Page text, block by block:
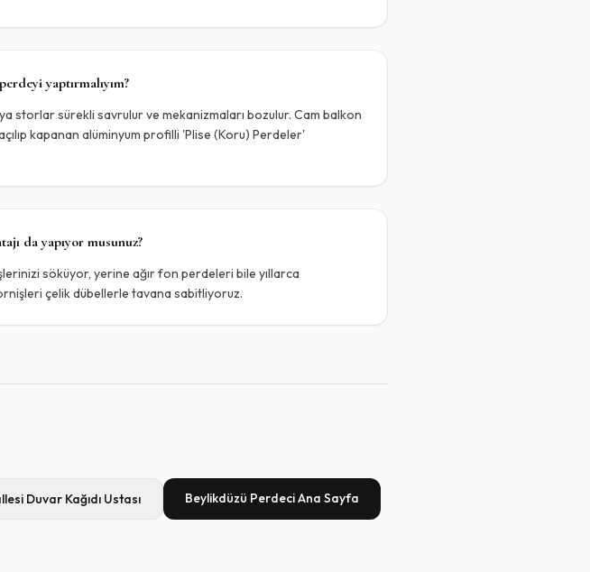
yaptırmalıyım?
storlar sürekli savrulur ve mekanizmaları bozulur. Cam balkon
kapanan alüminyum profilli 'Plise (Koru) Perdeler'
da yapıyor musunuz?
söküyor, yerine ağır fon perdeleri bile yıllarca
çelik dübellerle tavana sabitliyoruz.
Duvar Kağıdı Ustası Beylikdüzü Perdeci Ana Sayfa